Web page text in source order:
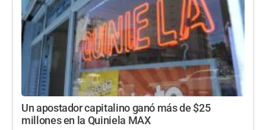
Un apostador capitalino ganó más de $25
millones en la Quiniela MAX